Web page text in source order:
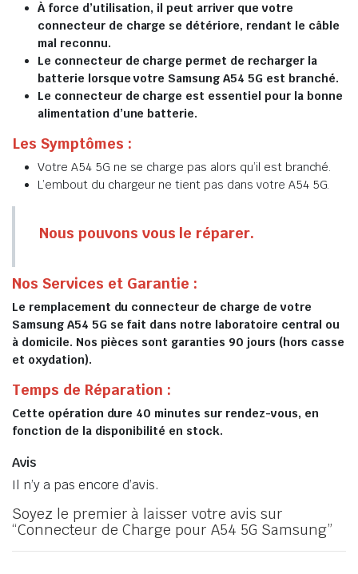
À force d’utilisation, il peut arriver que votre
connecteur de charge se détériore, rendant le câble
mal reconnu.
Le connecteur de charge permet de recharger la
batterie lorsque votre Samsung A54 5G est branché.
Le connecteur de charge est essentiel pour la bonne
alimentation d’une batterie.
Les Symptômes :
Votre A54 5G ne se charge pas alors qu’il est branché.
L’embout du chargeur ne tient pas dans votre A54 5G.
Nous pouvons vous le réparer.
Nos Services et Garantie :
Le remplacement du connecteur de charge de votre
Samsung A54 5G se fait dans notre laboratoire central ou
à domicile. Nos pièces sont garanties 90 jours (hors casse
et oxydation).
Temps de Réparation :
Cette opération dure 40 minutes sur rendez-vous, en
fonction de la disponibilité en stock.
Avis
Il n’y a pas encore d’avis.
Soyez le premier à laisser votre avis sur
“Connecteur de Charge pour A54 5G Samsung”